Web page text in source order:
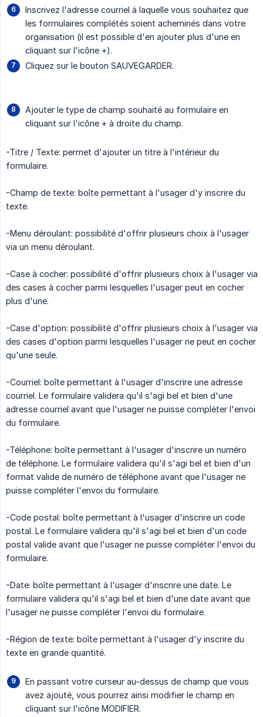
Inscrivez l'adresse courriel à laquelle vous souhaitez que
les formulaires complétés soient acheminés dans votre
organisation (il est possible d'en ajouter plus d'une en
cliquant sur l'icône +).
Cliquez sur le bouton SAUVEGARDER.
Ajouter le type de champ souhaité au formulaire en
cliquant sur l'icône + à droite du champ.
-Titre / Texte: permet d'ajouter un titre à l'intérieur du
formulaire.
-Champ de texte: boîte permettant à l'usager d'y inscrire du
texte.
-Menu déroulant: possibilité d'offrir plusieurs choix à l'usager
via un menu déroulant.
-Case à cocher: possibilité d'offrir plusieurs choix à l'usager via
des cases à cocher parmi lesquelles l'usager peut en cocher
plus d'une.
-Case d'option: possibilité d'offrir plusieurs choix à l'usager via
des cases d'option parmi lesquelles l'usager ne peut en cocher
qu'une seule.
-Courriel: boîte permettant à l'usager d'inscrire une adresse
courriel. Le formulaire validera qu'il s'agi bel et bien d'une
adresse courriel avant que l'usager ne puisse compléter l'envoi
du formulaire.
-Téléphone: boîte permettant à l'usager d'inscrire un numéro
de téléphone. Le formulaire validera qu'il s'agi bel et bien d'un
format valide de numéro de téléphone avant que l'usager ne
puisse compléter l'envoi du formulaire.
-Code postal: boîte permettant à l'usager d'inscrire un code
postal. Le formulaire validera qu'il s'agi bel et bien d'un code
postal valide avant que l'usager ne puisse compléter l'envoi du
formulaire.
-Date: boîte permettant à l'usager d'inscrire une date. Le
formulaire validera qu'il s'agi bel et bien d'une date avant que
l'usager ne puisse compléter l'envoi du formulaire.
-Région de texte: boîte permettant à l'usager d'y inscrire du
texte en grande quantité.
En passant votre curseur au-dessus de champ que vous
avez ajouté, vous pourrez ainsi modifier le champ en
cliquant sur l'icône MODIFIER.